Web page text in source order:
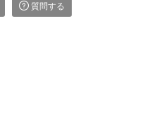
質問する